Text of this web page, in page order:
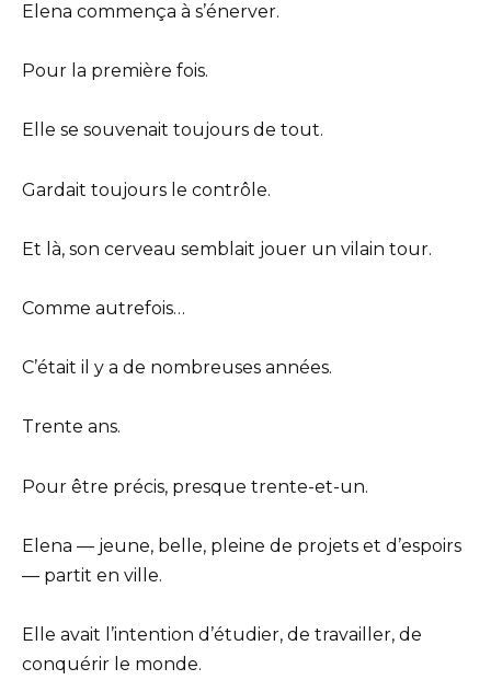
Elena commença à s’énerver.
Pour la première fois.
Elle se souvenait toujours de tout.
Gardait toujours le contrôle.
Et là, son cerveau semblait jouer un vilain tour.
Comme autrefois…
C’était il y a de nombreuses années.
Trente ans.
Pour être précis, presque trente-et-un.
Elena — jeune, belle, pleine de projets et d’espoirs
— partit en ville.
Elle avait l’intention d’étudier, de travailler, de
conquérir le monde.